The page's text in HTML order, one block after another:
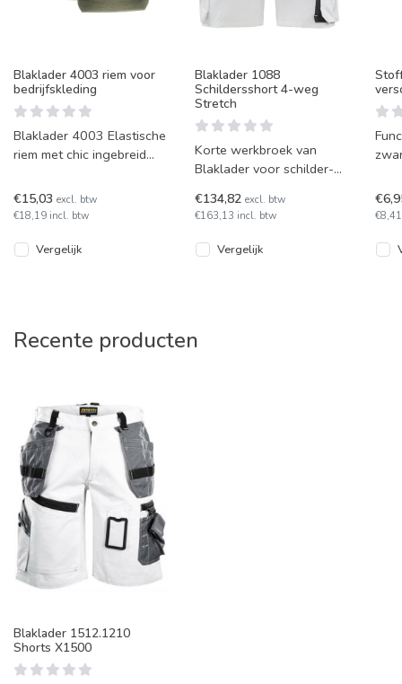
Blaklader 4003 riem voor
bedrijfskleding
Blaklader 4003 Elastische
riem met chic ingebreid
€15,03 excl. btw
€18,19 incl. btw
Vergelijk
Blaklader 1088
Schildersshort 4-weg
Stretch
Korte werkbroek van
Blaklader voor schilder-
stof die probleemloos in
vier ri
€134,82 excl. btw
€163,13 incl. btw
Vergelijk
de
Recente producten
Blaklader 1512.1210
Shorts X1500